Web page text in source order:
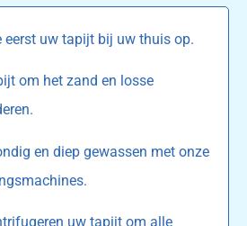
eerst uw tapijt bij uw thuis op.
om het zand en losse
en diep gewassen met onze
uw tapijt om alle